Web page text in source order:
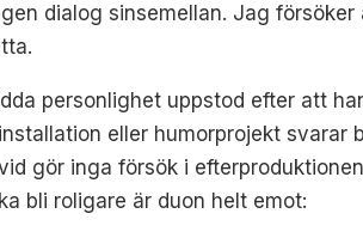
dialog sinsemellan. Jag
personlighet uppstod efter att
eller humorprojekt svarar
gör inga försök i
bli roligare är duon helt emot: